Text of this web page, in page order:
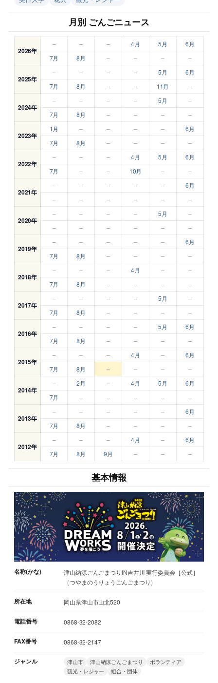
月別 ごんごニュース
2026年
– – – 4月 5月
6月
7月
8月 – – – –
2025年
– – – – 5月
6月
7月
8月 – – 11月 –
2024年
– – – – 5月
–
7月
8月 – – – –
2023年
1月 – – – –
6月
7月
8月 – – – –
2022年
– – – 4月 5月
6月
7月
– – 10月 – –
2021年
– – – – –
6月
–
– – – – –
2020年
– – – – 5月
–
–
– – – – –
2019年
– – – – –
6月
7月
8月 – – – –
2018年
– – – 4月 –
–
7月
8月 – – – –
2017年
– – – – 5月
–
7月
8月 – – – –
2016年
– – – – 5月
6月
7月
8月 – – – –
2015年
– – – 4月 –
6月
7月
8月 – – – –
2014年
– 2月 – 4月 5月
6月
7月
– – – – –
2013年
– – – – –
6月
7月
8月 – – – –
2012年
– – – 4月 –
6月
7月
8月 9月 – – –
基本情報
名称(かな)
津山納涼ごんごまつりIN吉井川 実行委員会［公式］
（つやまのうりょうごんごまつり）
所在地 岡山県津山市山北520
電話番号 0868-32-2082
FAX番号 0868-32-2147
ジャンル 津山市 津山納涼ごんごまつり
ボランティア
観光・レジャー
組合・団体